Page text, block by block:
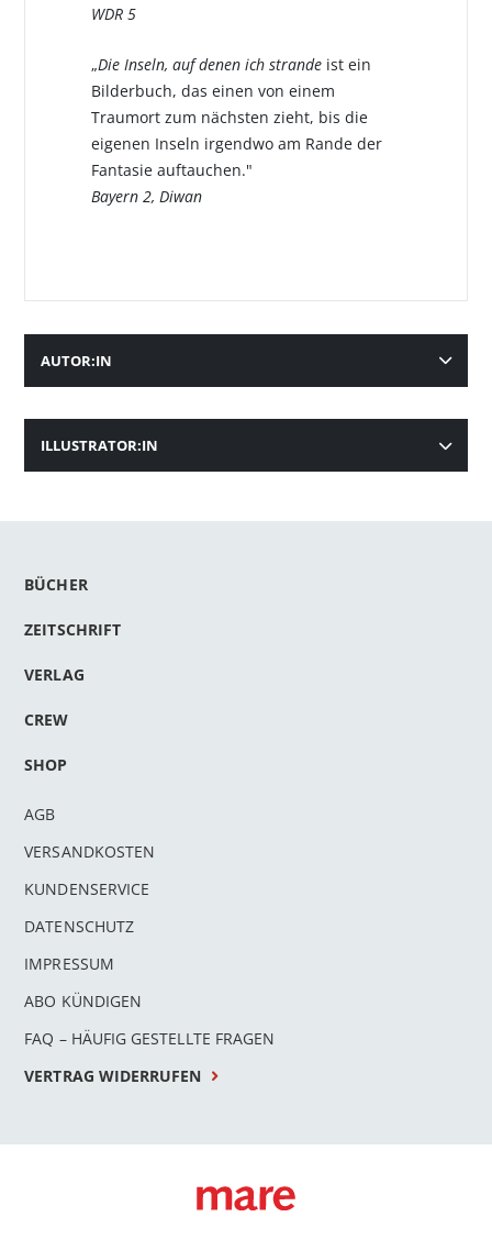
WDR 5
„Die Inseln, auf denen ich strandeist ein
Bilderbuch, das einen von einem
Traumort zum nächsten zieht, bis die
eigenen Inseln irgendwo am Rande der
Fantasie auftauchen."
Bayern 2, Diwan
AUTOR:IN
ILLUSTRATOR:IN
BÜCHER
ZEITSCHRIFT
VERLAG
CREW
SHOP
AGB
VERSANDKOSTEN
KUNDENSERVICE
DATENSCHUTZ
IMPRESSUM
ABO KÜNDIGEN
FAQ – HÄUFIG GESTELLTE FRAGEN
VERTRAG WIDERRUFEN